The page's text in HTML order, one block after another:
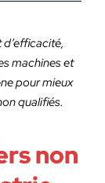
machines et
pour mieux
qualifiés.
non